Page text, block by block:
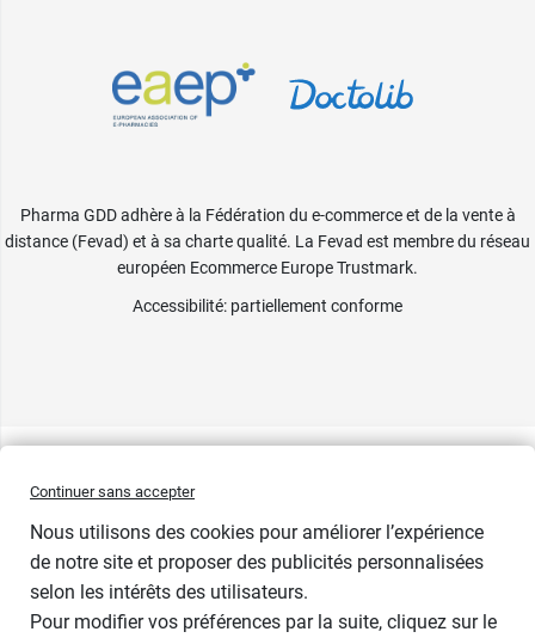
Pharma GDD adhère à la Fédération du e-commerce et de la vente à
distance (Fevad) et à sa charte qualité. La Fevad est membre du réseau
européen Ecommerce Europe Trustmark.
Accessibilité: partiellement conforme
Continuer sans accepter
Nous utilisons des cookies pour améliorer l’expérience
de notre site et proposer des publicités personnalisées
selon les intérêts des utilisateurs.
Pour modifier vos préférences par la suite, cliquez sur le